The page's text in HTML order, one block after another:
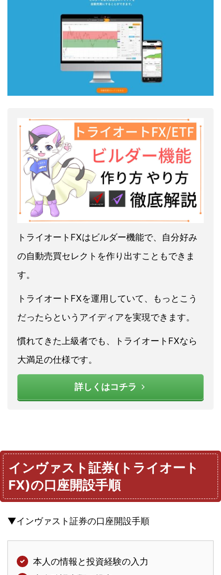
トライオートFXはビルダー機能で、自分好み
の自動売買セレクトを作り出すこともできま
す。
トライオートFXを運用していて、もっとこう
だったらというアイディアを実現できます。
慣れてきた上級者でも、トライオートFXなら
大満足の仕様です。
詳しくはコチラ
インヴァスト証券(トライオート
FX)の口座開設手順
▼インヴァスト証券の口座開設手順
本人の情報と投資経験の入力